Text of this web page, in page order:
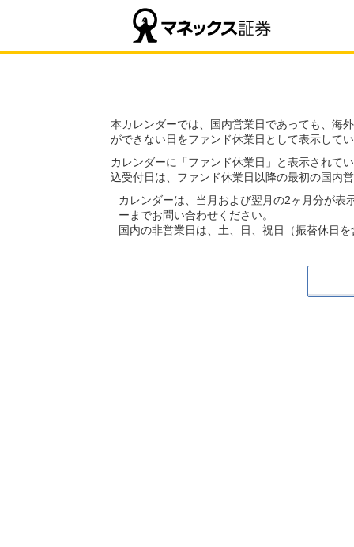
本カレンダーでは、国内営業日であっても、海
ができない日をファンド休業日として表示して
カレンダーに「ファンド休業日」と表示されて
込受付日は、ファンド休業日以降の最初の国内
カレンダーは、当月および翌月の2ヶ月分が表
ーまでお問い合わせください。
国内の非営業日は、土、日、祝日（振替休日